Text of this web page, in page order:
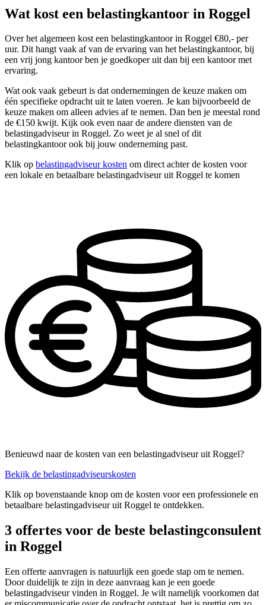
Wat kost een belastingkantoor in Roggel
Over het algemeen kost een belastingkantoor in Roggel €80,- per
uur. Dit hangt vaak af van de ervaring van het belastingkantoor, bij
een vrij jong kantoor ben je goedkoper uit dan bij een kantoor met
ervaring.
Wat ook vaak gebeurt is dat ondernemingen de keuze maken om
één specifieke opdracht uit te laten voeren. Je kan bijvoorbeeld de
keuze maken om alleen advies af te nemen. Dan ben je meestal rond
de €150 kwijt. Kijk ook even naar de andere diensten van de
belastingadviseur in Roggel. Zo weet je al snel of dit
belastingkantoor ook bij jouw onderneming past.
Klik op belastingadviseur kosten om direct achter de kosten voor
een lokale en betaalbare belastingadviseur uit Roggel te komen
Benieuwd naar de kosten van een belastingadviseur uit Roggel?
Bekijk de belastingadviseurskosten
Klik op bovenstaande knop om de kosten voor een professionele en
betaalbare belastingadviseur uit Roggel te ontdekken.
3 offertes voor de beste belastingconsulent
in Roggel
Een offerte aanvragen is natuurlijk een goede stap om te nemen.
Door duidelijk te zijn in deze aanvraag kan je een goede
belastingadviseur vinden in Roggel. Je wilt namelijk voorkomen dat